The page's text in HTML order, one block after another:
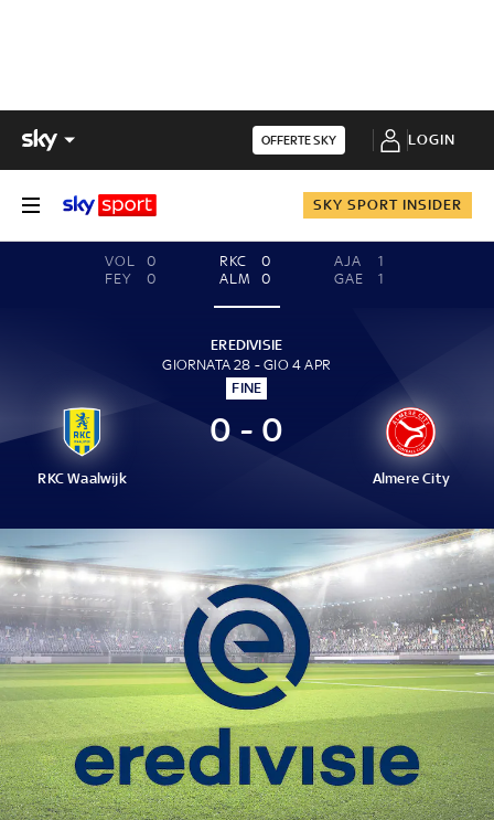
OFFERTE SKY LOGIN
SKY SPORT INSIDER
VOL
0
FEY
0
RKC
0
ALM
0
AJA
1
GAE
1
EREDIVISIE
GIORNATA 28 - GIO 4 APR
FINE
RKC Waalwijk
0 - 0
Almere City
0 - 0